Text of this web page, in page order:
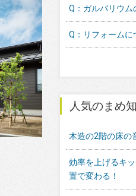
Q：ガルバリウム
Q：リフォームに
人気のまめ
木造の2階の床の
効率を上げるキ
置で変わる！